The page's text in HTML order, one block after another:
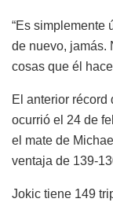
“Es simplemente
de nuevo, jamás.
cosas que él
El anterior récord
ocurrió el 24 de
el mate de
ventaja de 139-
Jokic tiene 149